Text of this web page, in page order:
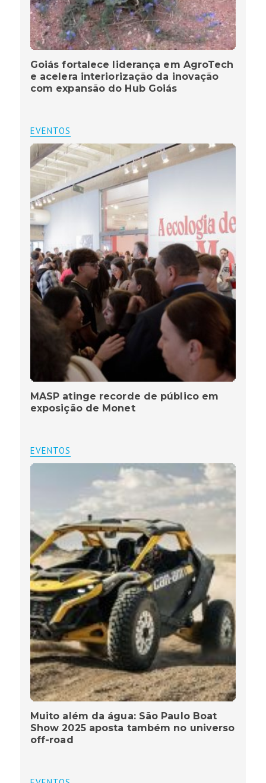
Goiás fortalece liderança em AgroTech
e acelera interiorização da inovação
com expansão do Hub Goiás
EVENTOS
MASP atinge recorde de público em
exposição de Monet
EVENTOS
Muito além da água: São Paulo Boat
Show 2025 aposta também no universo
off-road